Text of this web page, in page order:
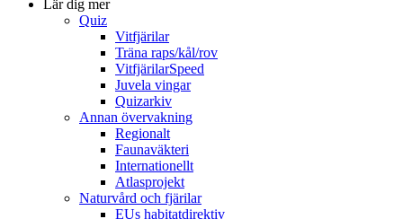
Lär dig mer
Quiz
Vitfjärilar
Träna raps/kål/rov
VitfjärilarSpeed
Juvela vingar
Quizarkiv
Annan övervakning
Regionalt
Faunaväkteri
Internationellt
Atlasprojekt
Naturvård och fjärilar
EUs habitatdirektiv